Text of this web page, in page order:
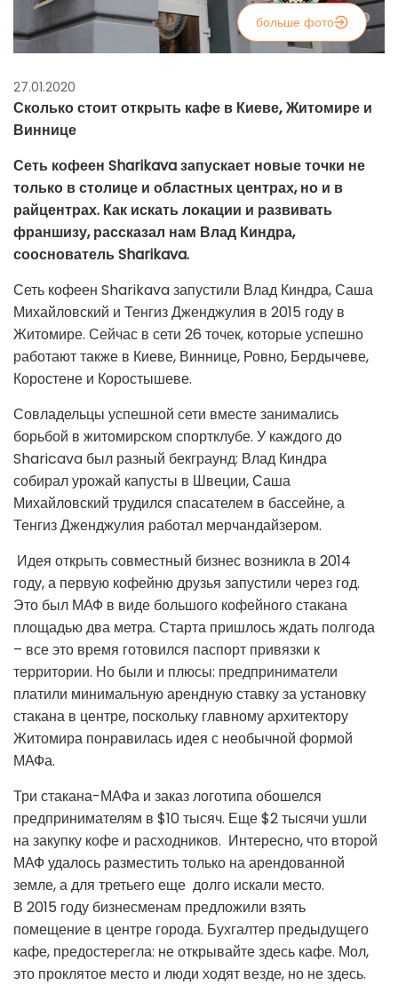
больше фото
27.01.2020
Сколько стоит открыть кафе в Киеве, Житомире и
Виннице
Сеть кофеен Sharikava запускает новые точки не
только в столице и областных центрах, но и в
райцентрах. Как искать локации и развивать
франшизу, рассказал нам Влад Киндра,
сооснователь Sharikava.
Сеть кофеен Sharikava запустили Влад Киндра, Саша
Михайловский и Тенгиз Дженджулия в 2015 году в
Житомире. Сейчас в сети 26 точек, которые успешно
работают также в Киеве, Виннице, Ровно, Бердычеве,
Коростене и Коростышеве.
Совладельцы успешной сети вместе занимались
борьбой в житомирском спортклубе. У каждого до
Sharicava был разный бекграунд: Влад Киндра
собирал урожай капусты в Швеции, Саша
Михайловский трудился спасателем в бассейне, а
Тенгиз Дженджулия работал мерчандайзером.
Идея открыть совместный бизнес возникла в 2014
году, а первую кофейню друзья запустили через год.
Это был МАФ в виде большого кофейного стакана
площадью два метра. Старта пришлось ждать полгода
– все это время готовился паспорт привязки к
территории. Но были и плюсы: предприниматели
платили минимальную арендную ставку за установку
стакана в центре, поскольку главному архитектору
Житомира понравилась идея с необычной формой
МАФа.
Три стакана-МАФа и заказ логотипа обошелся
предпринимателям в $10 тысяч. Еще $2 тысячи ушли
на закупку кофе и расходников. Интересно, что второй
МАФ удалось разместить только на арендованной
земле, а для третьего еще долго искали место.
В 2015 году бизнесменам предложили взять
помещение в центре города. Бухгалтер предыдущего
кафе, предостерегла: не открывайте здесь кафе. Мол,
это проклятое место и люди ходят везде, но не здесь.